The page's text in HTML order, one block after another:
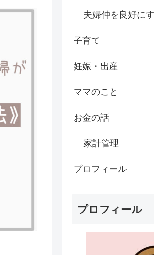
夫婦仲を良好に
子育て
妊娠・出産
ママのこと
お金の話
家計管理
プロフィール
プロフィール